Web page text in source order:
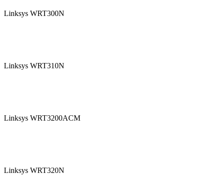
Linksys WRT300N
Linksys WRT310N
Linksys WRT3200ACM
Linksys WRT320N